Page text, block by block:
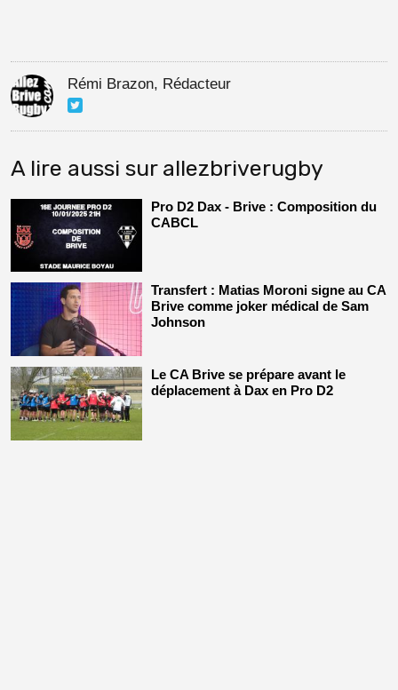
Rémi Brazon, Rédacteur
A lire aussi sur allezbriverugby
Pro D2 Dax - Brive : Composition du
CABCL
Transfert : Matias Moroni signe au CA
Brive comme joker médical de Sam
Johnson
Le CA Brive se prépare avant le
déplacement à Dax en Pro D2